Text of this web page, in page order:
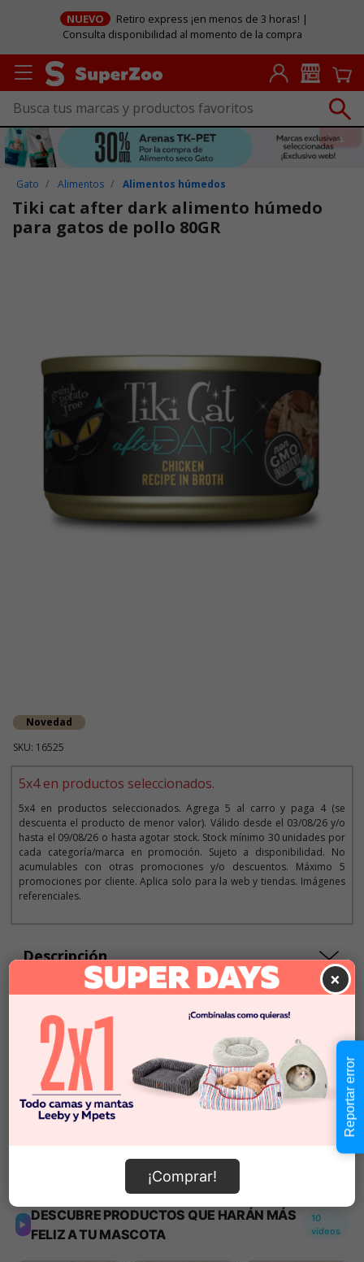
NUEVO
Retiro express ¡en menos de 3 horas! |
Consulta disponibilidad al momento de la compra
Gato Alimentos Alimentos húmedos
Tiki cat after dark alimento húmedo
para gatos de pollo 80GR
Novedad
SKU: 16525
5x4 en productos seleccionados.
5x4 en productos seleccionados. Agrega 5 al carro y paga 4 (se
descuenta el producto de menor valor). Válido desde el 03/08/26 y/o
hasta el 09/08/26 o hasta agotar stock. Stock mínimo 30 unidades por
cada categoría/marca en promoción. Sujeto a disponibilidad. No
acumulables con otras promociones y/o descuentos. Máximo 5
promociones por cliente. Aplica solo para la web y tiendas. Imágenes
referenciales.
Descripción
Cantidad:
- +
En Stock
Añadir al carrito
×
¡Comprar!
Reportar error